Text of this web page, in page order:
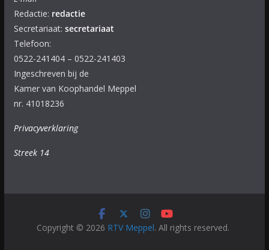
Redactie: redactie
Secretariaat: secretariaat
Telefoon:
0522-241404 – 0522-241403
Ingeschreven bij de
Kamer van Koophandel Meppel
nr. 41018236
Privacyverklaring
Streek 14
Copyright © 2026 RTV Meppel. All rights reserved.